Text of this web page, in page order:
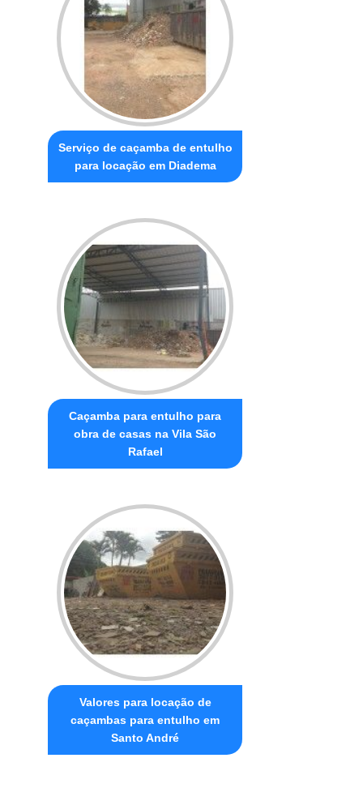
Serviço de caçamba de entulho
para locação em Diadema
Caçamba para entulho para
obra de casas na Vila São
Rafael
Valores para locação de
caçambas para entulho em
Santo André